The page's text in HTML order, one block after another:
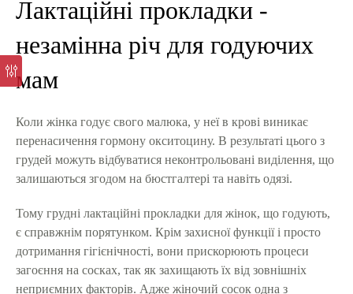
Лактаційні прокладки -
незамінна річ для годуючих
мам
Коли жінка годує свого малюка, у неї в крові виникає
перенасичення гормону окситоцину. В результаті цього з
грудей можуть відбуватися неконтрольовані виділення, що
залишаються згодом на бюстгалтері та навіть одязі.
Тому грудні лактаційні прокладки для жінок, що годують,
є справжнім порятунком. Крім захисної функції і просто
дотримання гігієнічності, вони прискорюють процеси
загоєння на сосках, так як захищають їх від зовнішніх
неприємних факторів. Адже жіночий сосок одна з